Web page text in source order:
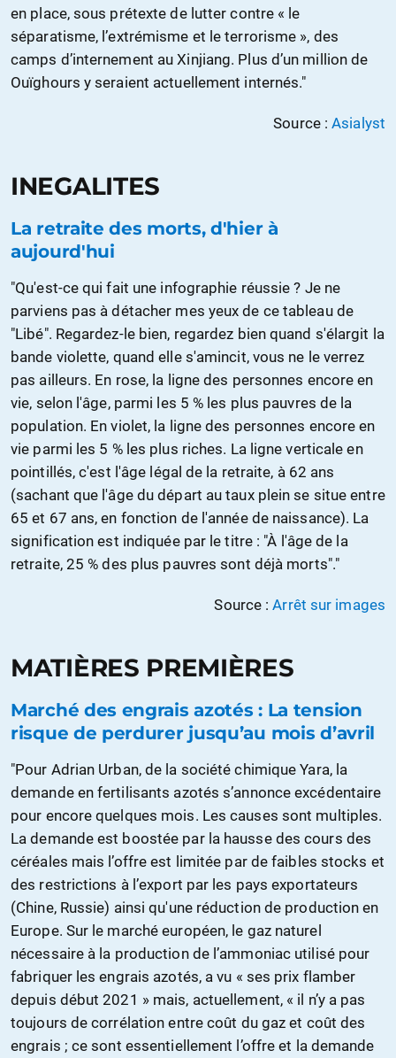
en place, sous prétexte de lutter contre « le
séparatisme, l’extrémisme et le terrorisme », des
camps d’internement au Xinjiang. Plus d’un million de
Ouïghours y seraient actuellement internés."
Source :Asialyst
INEGALITES
La retraite des morts, d'hier à
aujourd'hui
"Qu'est-ce qui fait une infographie réussie ? Je ne
parviens pas à détacher mes yeux de ce tableau de
"Libé". Regardez-le bien, regardez bien quand s'élargit la
bande violette, quand elle s'amincit, vous ne le verrez
pas ailleurs. En rose, la ligne des personnes encore en
vie, selon l'âge, parmi les 5 % les plus pauvres de la
population. En violet, la ligne des personnes encore en
vie parmi les 5 % les plus riches. La ligne verticale en
pointillés, c'est l'âge légal de la retraite, à 62 ans
(sachant que l'âge du départ au taux plein se situe entre
65 et 67 ans, en fonction de l'année de naissance). La
signification est indiquée par le titre : "À l'âge de la
retraite, 25 % des plus pauvres sont déjà morts"."
Source :Arrêt sur images
MATIÈRES PREMIÈRES
Marché des engrais azotés : La tension
risque de perdurer jusqu’au mois d’avril
"Pour Adrian Urban, de la société chimique Yara, la
demande en fertilisants azotés s’annonce excédentaire
pour encore quelques mois. Les causes sont multiples.
La demande est boostée par la hausse des cours des
céréales mais l’offre est limitée par de faibles stocks et
des restrictions à l’export par les pays exportateurs
(Chine, Russie) ainsi qu'une réduction de production en
Europe. Sur le marché européen, le gaz naturel
nécessaire à la production de l’ammoniac utilisé pour
fabriquer les engrais azotés, a vu « ses prix flamber
depuis début 2021 » mais, actuellement, « il n’y a pas
toujours de corrélation entre coût du gaz et coût des
engrais ; ce sont essentiellement l’offre et la demande